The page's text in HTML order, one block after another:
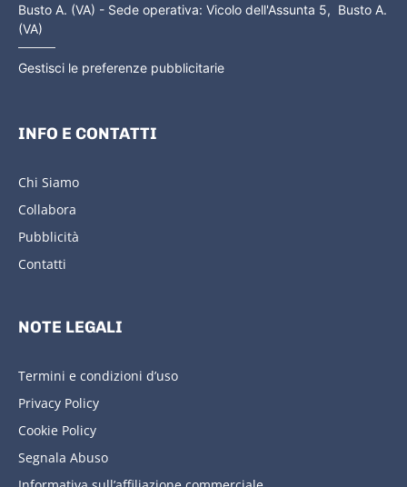
Busto A. (VA) - Sede operativa: Vicolo dell'Assunta 5, Busto A.
(VA)
Gestisci le preferenze pubblicitarie
INFO E CONTATTI
Chi Siamo
Collabora
Pubblicità
Contatti
NOTE LEGALI
Termini e condizioni d’uso
Privacy Policy
Cookie Policy
Segnala Abuso